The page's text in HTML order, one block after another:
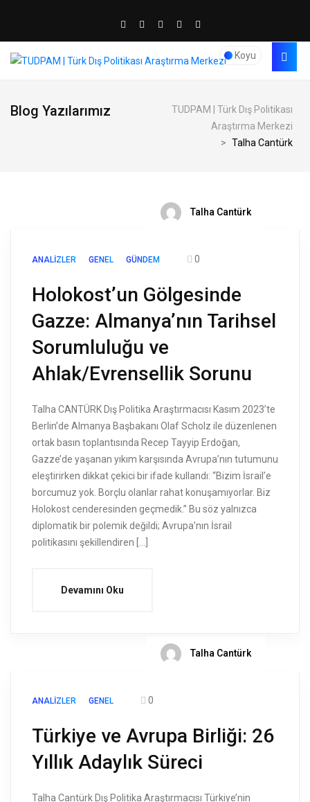
Koyu
Blog Yazılarımız
TUDPAM | Türk Dış Politikası
Araştırma Merkezi
> Talha Cantürk
Talha Cantürk
ANALIZLER GENEL GÜNDEM 0
Holokost’un Gölgesinde
Gazze: Almanya’nın Tarihsel
Sorumluluğu ve
Ahlak/Evrensellik Sorunu
Talha CANTÜRK Dış Politika Araştırmacısı Kasım 2023’te
Berlin’de Almanya Başbakanı Olaf Scholz ile düzenlenen
ortak basın toplantısında Recep Tayyip Erdoğan,
Gazze’de yaşanan yıkım karşısında Avrupa’nın tutumunu
eleştirirken dikkat çekici bir ifade kullandı: “Bizim İsrail’e
borcumuz yok. Borçlu olanlar rahat konuşamıyorlar. Biz
Holokost cenderesinden geçmedik.” Bu söz yalnızca
diplomatik bir polemik değildi; Avrupa’nın İsrail
politikasını şekillendiren […]
Devamını Oku
Talha Cantürk
ANALIZLER GENEL 0
Türkiye ve Avrupa Birliği: 26
Yıllık Adaylık Süreci
Talha Cantürk Dış Politika Araştırmacısı Türkiye’nin